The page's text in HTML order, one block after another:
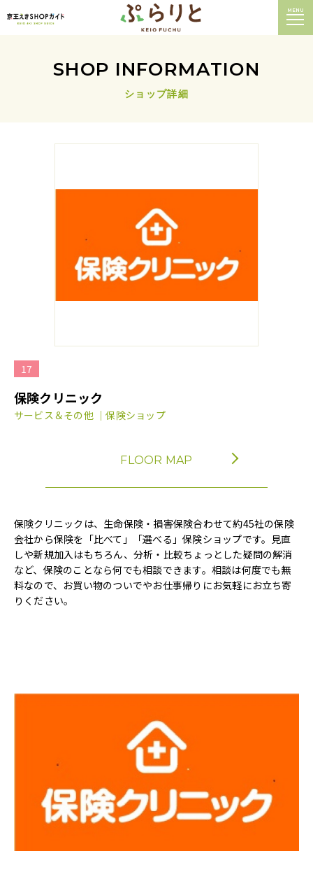
MENU
SHOP INFORMATION
ショップ詳細
17
保険クリニック
サービス＆その他 ｜保険ショップ
FLOOR MAP
保険クリニックは、生命保険・損害保険合わせて約45社の保険
会社から保険を「比べて」「選べる」保険ショップです。見直
しや新規加入はもちろん、分析・比較ちょっとした疑問の解消
など、保険のことなら何でも相談できます。相談は何度でも無
料なので、お買い物のついでやお仕事帰りにお気軽にお立ち寄
りください。